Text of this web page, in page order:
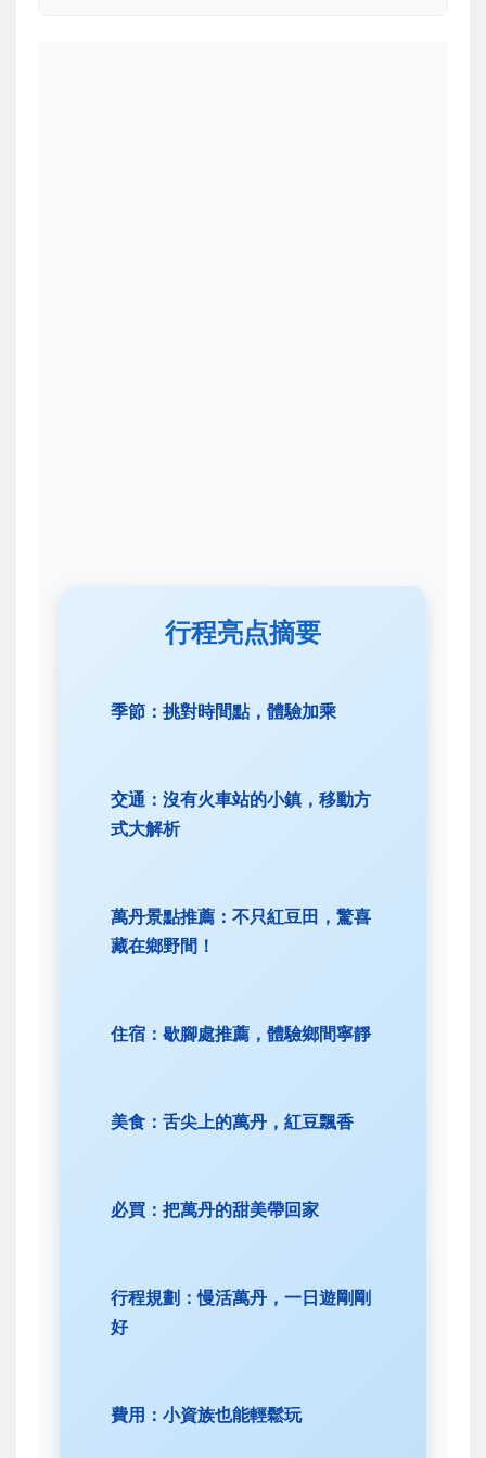
行程亮点摘要
季節：挑對時間點，體驗加乘
交通：沒有火車站的小鎮，移動方
式大解析
萬丹景點推薦：不只紅豆田，驚喜
藏在鄉野間！
住宿：歇腳處推薦，體驗鄉間寧靜
美食：舌尖上的萬丹，紅豆飄香
必買：把萬丹的甜美帶回家
行程規劃：慢活萬丹，一日遊剛剛
好
費用：小資族也能輕鬆玩